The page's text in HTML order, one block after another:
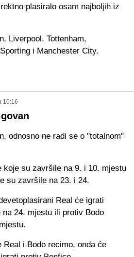
plasiralo osam najboljih iz
Liverpool, Tottenham,
i Manchester City.
10:16
odnosno ne radi se o "totalnom"
koje su završile na 9. i 10. mjestu
su završile na 23. i 24.
Real će igrati
24. mjestu ili protiv Bodo
Real i Bodo recimo, onda će